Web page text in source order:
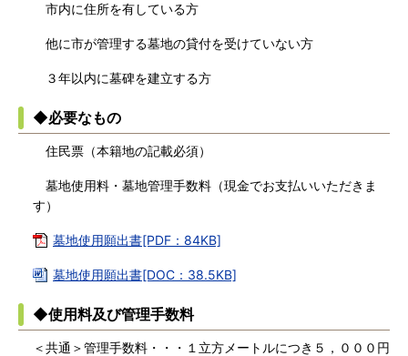
市内に住所を有している方
他に市が管理する墓地の貸付を受けていない方
３年以内に墓碑を建立する方
◆必要なもの
住民票（本籍地の記載必須）
墓地使用料・墓地管理手数料（現金でお支払いいただきま
す）
墓地使用願出書[PDF：84KB]
墓地使用願出書[DOC：38.5KB]
◆使用料及び管理手数料
＜共通＞管理手数料・・・１立方メートルにつき５，０００円